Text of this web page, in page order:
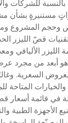
بالنسبة
مستنيرةٍ
وحجم
قصّ الليزر
هو أبعد من
السعرية.
المتاحة
قائمة أسعار قصّ
الأجهزة